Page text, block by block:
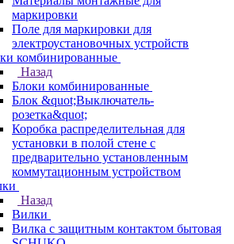
маркировки
Поле для маркировки для
электроустановочных устройств
комбинированные
Назад
Блоки комбинированные
Блок &quot;Выключатель-
розетка&quot;
Коробка распределительная для
установки в полой стене с
предварительно установленным
коммутационным устройством
Назад
Вилки
Вилка с защитным контактом бытовая